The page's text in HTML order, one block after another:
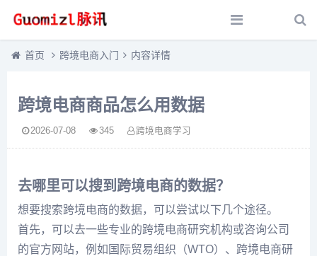
首页 跨境电商入门 内容详情
跨境电商商品怎么用数据
2026-07-08 345 跨境电商学习
去哪里可以搜到跨境电商的数据？
想要搜索跨境电商的数据，可以尝试以下几个途径。
首先，可以去一些专业的跨境电商研究机构或咨询公司
的官方网站，例如国际贸易组织（WTO）、跨境电商研